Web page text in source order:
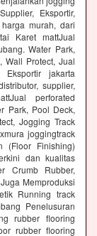
Eksportir,
murah, dari
Karet mattJual
Water Park,
Wall Protect, Jual
Eksportir jakarta
supplier,
perforated
Park, Pool Deck,
Jogging Track
joggingtrack
(Floor Finishing)
dan kualitas
Crumb Rubber,
Memproduksi
Running track
Penelusuran
rubber flooring
rubber flooring